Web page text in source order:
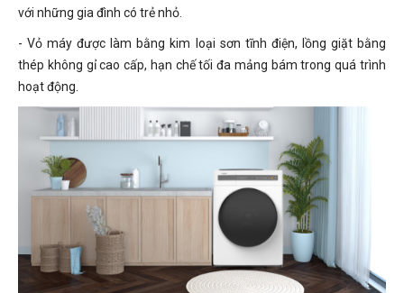
với những gia đình có trẻ nhỏ.
- Vỏ máy được làm bằng kim loại sơn tĩnh điện, lồng giặt bằng
thép không gỉ cao cấp, hạn chế tối đa mảng bám trong quá trình
hoạt động.